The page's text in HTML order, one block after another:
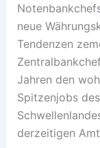
neue
Tendenzen
Jahren den
Spitzenjobs
derzeitigen